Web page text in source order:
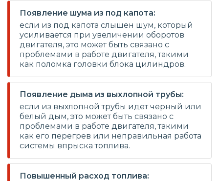
Появление шума из под капота:
если из под капота слышен шум, который
усиливается при увеличении оборотов
двигателя, это может быть связано с
проблемами в работе двигателя, такими
как поломка головки блока цилиндров.
Появление дыма из выхлопной трубы:
если из выхлопной трубы идет черный или
белый дым, это может быть связано с
проблемами в работе двигателя, такими
как его перегрев или неправильная работа
системы впрыска топлива.
Повышенный расход топлива: